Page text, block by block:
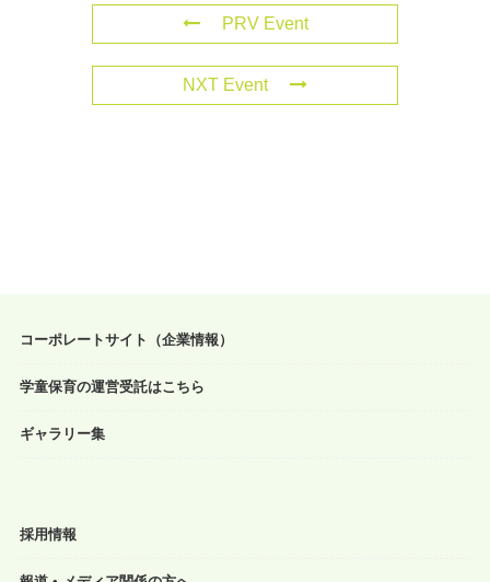
PRV Event
NXT Event
コーポレートサイト（企業情報）
学童保育の運営受託はこちら
ギャラリー集
採用情報